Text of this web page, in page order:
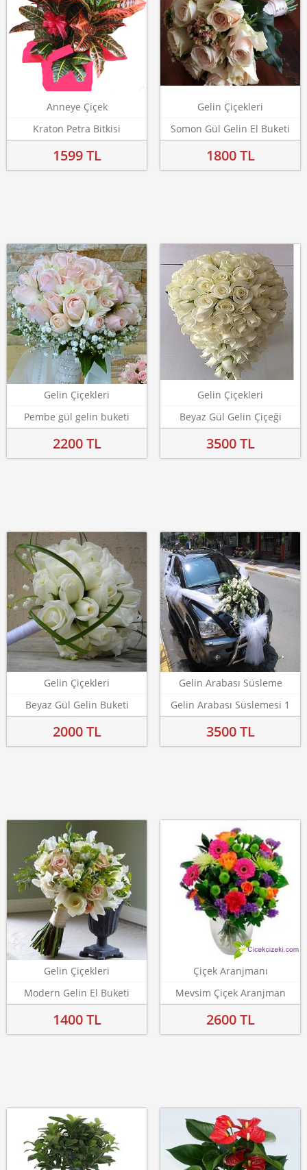
Anneye Çiçek
Kraton Petra Bitkisi
1599 TL
Gelin Çiçekleri
Somon Gül Gelin El Buketi
1800 TL
Gelin Çiçekleri
Pembe gül gelin buketi
2200 TL
Gelin Çiçekleri
Beyaz Gül Gelin Çiçeği
3500 TL
Gelin Çiçekleri
Beyaz Gül Gelin Buketi
2000 TL
Gelin Arabası Süsleme
Gelin Arabası Süslemesi 1
3500 TL
Gelin Çiçekleri
Modern Gelin El Buketi
1400 TL
Çiçek Aranjmanı
Mevsim Çiçek Aranjman
2600 TL